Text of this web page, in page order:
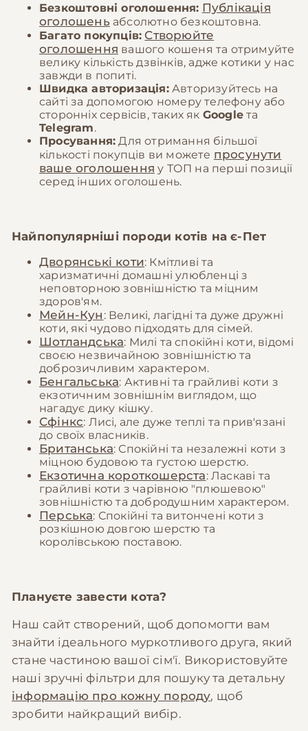
Безкоштовні оголошення: Публікація
оголошеньабсолютно безкоштовна.
Багато покупців: Створюйте
оголошення вашого кошеня та отримуйте
велику кількість дзвінків, адже котики у нас
завжди в попиті.
Швидка авторизація:Авторизуйтесь на
сайті за допомогою номеру телефону або
сторонніх сервісів, таких як Google та
Telegram.
Просування: Для отримання більшої
кількості покупців ви можете просунути
ваше оголошення у ТОП на перші позиції
серед інших оголошень.
Найпопулярніші породи котів нає-Пет
Дворянські коти: Кмітливі та
харизматичні домашні улюбленці з
неповторною зовнішністю та міцним
здоров'ям.
Мейн-Кун : Великі, лагідні та дуже дружні
коти, які чудово підходять для сімей.
Шотландська: Милі та спокійні коти, відомі
своєю незвичайною зовнішністю та
доброзичливим характером.
Бенгальська: Активні та грайливі коти з
екзотичним зовнішнім виглядом, що
нагадує дику кішку.
Сфінкс: Лисі, але дуже теплі та прив'язані
до своїх власників.
Британська: Спокійні та незалежні коти з
міцною будовою та густою шерстю.
Екзотична короткошерста: Ласкаві та
грайливі коти з чарівною "плюшевою"
зовнішністю та добродушним характером.
Перська: Спокійні та витончені коти з
розкішною довгою шерстю та
королівською поставою.
Плануєте завести кота?
Наш сайт створений, щоб допомогти вам
знайти ідеального муркотливого друга, який
стане частиною вашої сім'ї. Використовуйте
наші зручні фільтри для пошуку та детальну
інформацію про кожну породу, щоб
зробити найкращий вибір.